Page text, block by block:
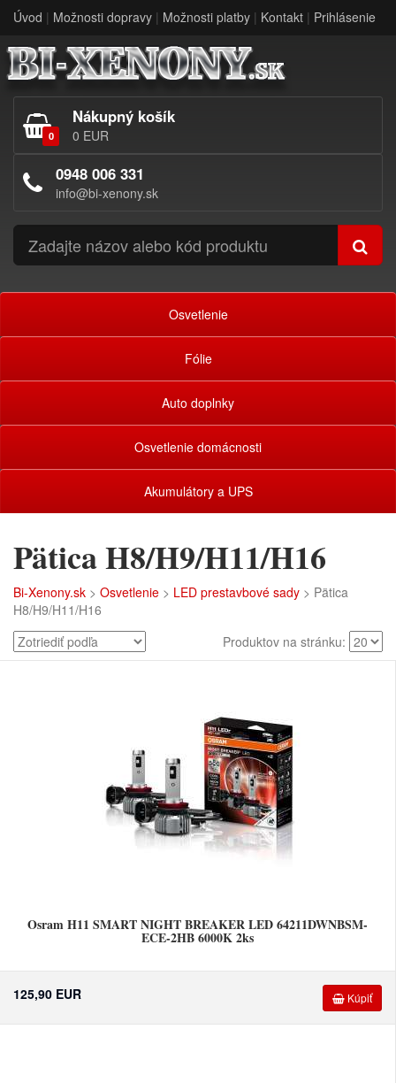
Úvod | Možnosti dopravy | Možnosti platby | Kontakt | Prihlásenie
0
Nákupný košík
0 EUR
0948 006 331
info@bi-xenony.sk
Osvetlenie
Fólie
Auto doplnky
Osvetlenie domácnosti
Akumulátory a UPS
Pätica H8/H9/H11/H16
Bi-Xenony.sk > Osvetlenie > LED prestavbové sady > Pätica
H8/H9/H11/H16
Produktov na stránku:
Osram H11 SMART NIGHT BREAKER LED 64211DWNBSM-
ECE-2HB 6000K 2ks
Kúpiť
125,90 EUR